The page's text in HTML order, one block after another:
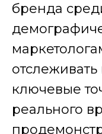
бренда
ключевые
реального